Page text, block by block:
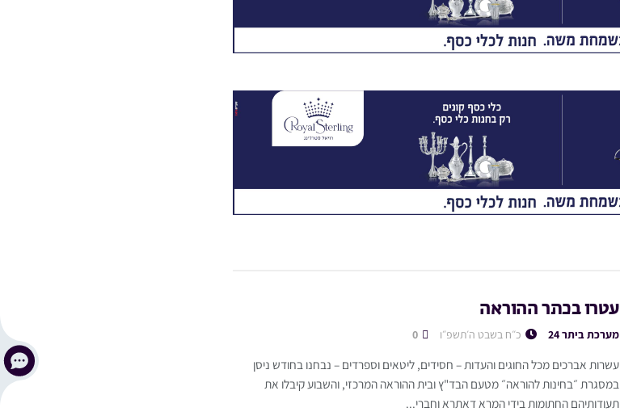
עטרו בכתר ההוראה
מערכת ביתר 24 כ״ח בשבט ה׳תשפ״ו
עשרות אברכים מכל החוגים והעדות – חסידים, ליטאים וספרדים – נבחנו בחודש ניסן
במסגרת ״בחינות להוראה״ מטעם הבד"ץ ובית ההוראה המרכזי, והשבוע קיבלו את
תעודותיהם החתומות בידי המרא דאתרא וחברי...